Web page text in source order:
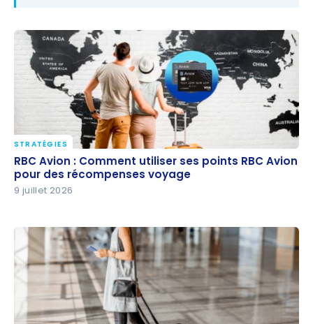
RBC Avion : Comment utiliser ses points RBC Avion
pour des récompenses voyage
STRATÉGIES
RBC Avion : Comment utiliser ses points RBC Avion
pour des récompenses voyage
9 juillet 2026